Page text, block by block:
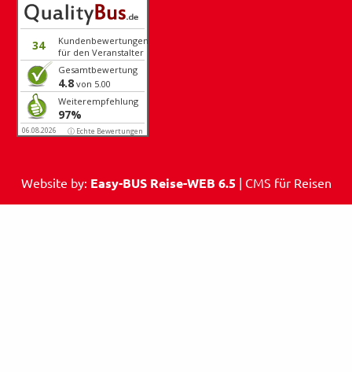
34
Kundenbewertungen
für den Veranstalter
Gesamtbewertung
4.8 von 5.00
Weiterempfehlung
97%
06.08.2026 ⓘ Echte Bewertungen
Website by: Easy-BUS Reise-WEB 6.5| CMS für Reisen